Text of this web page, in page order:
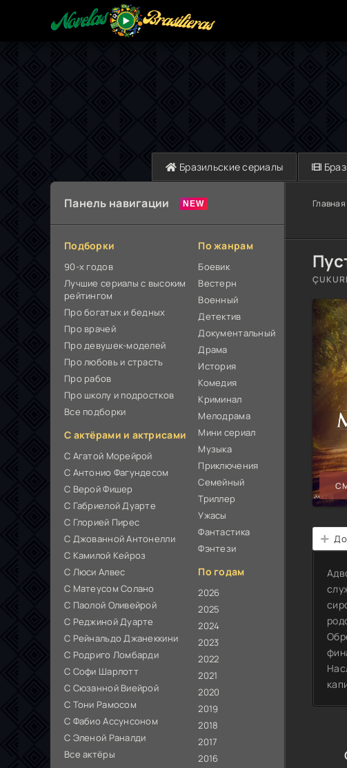
Бразильские сериалы
Панель навигации
Подборки
90-х годов
Лучшие сериалы с высоким
рейтингом
Про богатых и бедных
Про врачей
Про девушек-моделей
Про любовь и страсть
Про рабов
Про школу и подростков
Все подборки
С актёрами и актрисами
С Агатой Морейрой
С Антонио Фагундесом
С Верой Фишер
С Габриелой Дуарте
С Глорией Пирес
С Джованной Антонелли
С Камилой Кейроз
С Люси Алвес
С Матеусом Солано
С Паолой Оливейрой
С Реджиной Дуарте
С Рейнальдо Джанеккини
С Родриго Ломбарди
С Софи Шарлотт
С Сюзанной Виейрой
С Тони Рамосом
С Фабио Ассунсоном
С Эленой Раналди
Все актёры
По жанрам
Боевик
Вестерн
Военный
Детектив
Документальный
Драма
История
Комедия
Криминал
Мелодрама
Мини сериал
Музыка
Приключения
Семейный
Триллер
Ужасы
Фантастика
Фэнтези
По годам
2026
2025
2024
2023
2022
2021
2020
2019
2018
2017
2016
Главная